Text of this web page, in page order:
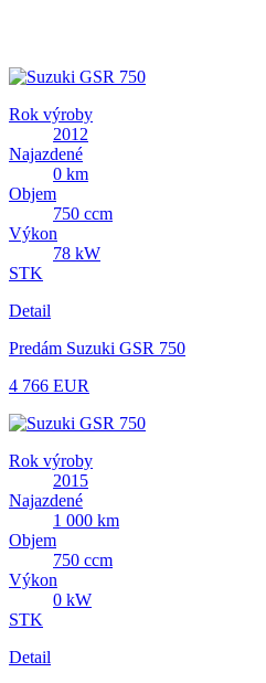
Rok výroby
2012
Najazdené
0 km
Objem
750 ccm
Výkon
78 kW
STK
Detail
Predám Suzuki GSR 750
4 766 EUR
Rok výroby
2015
Najazdené
1 000 km
Objem
750 ccm
Výkon
0 kW
STK
Detail